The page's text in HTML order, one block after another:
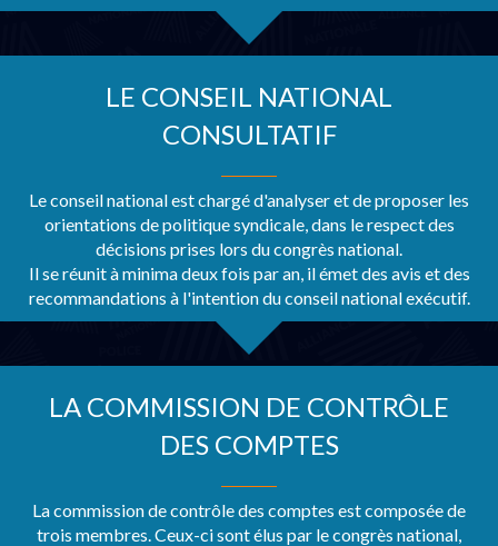
LE CONSEIL NATIONAL
CONSULTATIF
Le conseil national est chargé d'analyser et de proposer les
orientations de politique syndicale, dans le respect des
décisions prises lors du congrès national.
Il se réunit à minima deux fois par an, il émet des avis et des
recommandations à l'intention du conseil national exécutif.
LA COMMISSION DE CONTRÔLE
DES COMPTES
La commission de contrôle des comptes est composée de
trois membres. Ceux-ci sont élus par le congrès national,